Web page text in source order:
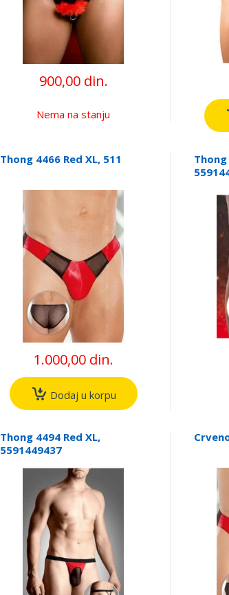
900,00 din.
Nema na stanju
Thong 4466 Red XL, 511
1.000,00 din.
Dodaj u korpu
Thong
Thong 4494 Red XL,
5591449437